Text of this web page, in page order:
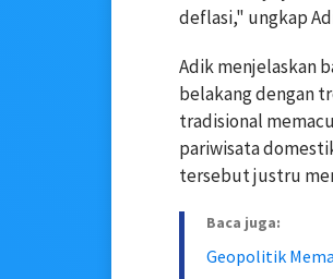
deflasi," ungkap
Adik menjelaskan
belakang dengan
tradisional
pariwisata
tersebut justru
Baca juga:
Geopolitik